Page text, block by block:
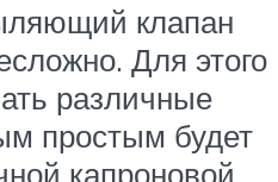
клапан
Для этого
различные
простым будет
капроновой